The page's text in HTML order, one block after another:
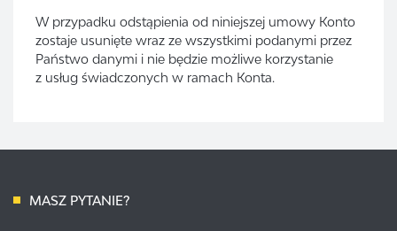
W przypadku odstąpienia od niniejszej umowy Konto
zostaje usunięte wraz ze wszystkimi podanymi przez
Państwo danymi i nie będzie możliwe korzystanie
z usług świadczonych w ramach Konta.
MASZ PYTANIE?